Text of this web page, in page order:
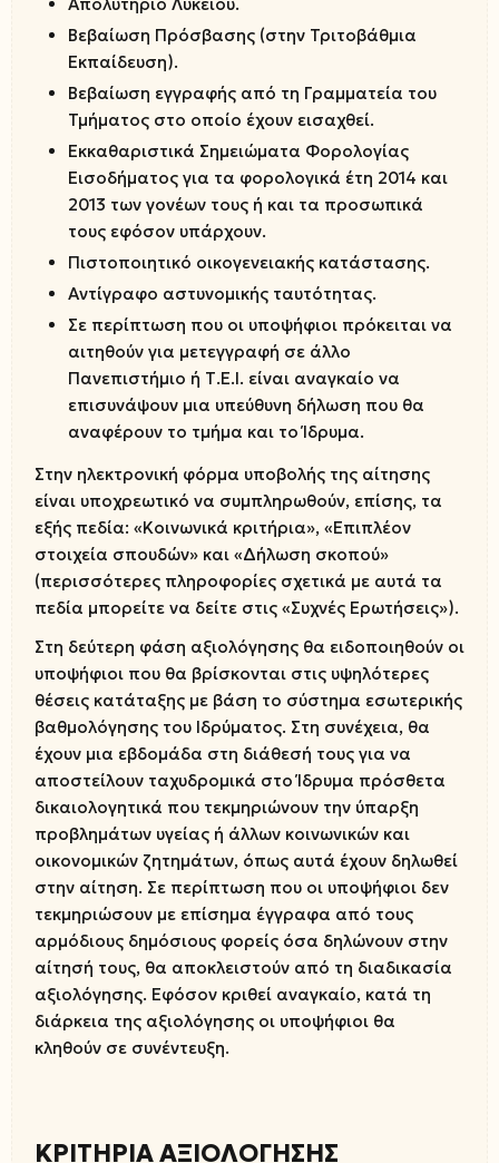
Βεβαίωση Πρόσβασης (στην Τριτοβάθμια
Εκπαίδευση).
Βεβαίωση εγγραφής από τη Γραμματεία του
Τμήματος στο οποίο έχουν εισαχθεί.
Εκκαθαριστικά Σημειώματα Φορολογίας
Εισοδήματος για τα φορολογικά έτη 2014 και
2013 των γονέων τους ή και τα προσωπικά
τους εφόσον υπάρχουν.
Πιστοποιητικό οικογενειακής κατάστασης.
Αντίγραφο αστυνομικής ταυτότητας.
Σε περίπτωση που οι υποψήφιοι πρόκειται να
αιτηθούν για μετεγγραφή σε άλλο
Πανεπιστήμιο ή Τ.Ε.Ι. είναι αναγκαίο να
επισυνάψουν μια υπεύθυνη δήλωση που θα
αναφέρουν το τμήμα και το Ίδρυμα.
Στην ηλεκτρονική φόρμα υποβολής της αίτησης
είναι υποχρεωτικό να συμπληρωθούν, επίσης, τα
εξής πεδία: «Κοινωνικά κριτήρια», «Επιπλέον
στοιχεία σπουδών» και «Δήλωση σκοπού»
(περισσότερες πληροφορίες σχετικά με αυτά τα
πεδία μπορείτε να δείτε στις «Συχνές Ερωτήσεις»).
Στη δεύτερη φάση αξιολόγησης θα ειδοποιηθούν οι
υποψήφιοι που θα βρίσκονται στις υψηλότερες
θέσεις κατάταξης με βάση το σύστημα εσωτερικής
βαθμολόγησης του Ιδρύματος. Στη συνέχεια, θα
έχουν μια εβδομάδα στη διάθεσή τους για να
αποστείλουν ταχυδρομικά στο Ίδρυμα πρόσθετα
δικαιολογητικά που τεκμηριώνουν την ύπαρξη
προβλημάτων υγείας ή άλλων κοινωνικών και
οικονομικών ζητημάτων, όπως αυτά έχουν δηλωθεί
στην αίτηση. Σε περίπτωση που οι υποψήφιοι δεν
τεκμηριώσουν με επίσημα έγγραφα από τους
αρμόδιους δημόσιους φορείς όσα δηλώνουν στην
αίτησή τους, θα αποκλειστούν από τη διαδικασία
αξιολόγησης. Εφόσον κριθεί αναγκαίο, κατά τη
διάρκεια της αξιολόγησης οι υποψήφιοι θα
κληθούν σε συνέντευξη.
ΚΡΙΤΗΡΙΑ ΑΞΙΟΛΟΓΗΣΗΣ